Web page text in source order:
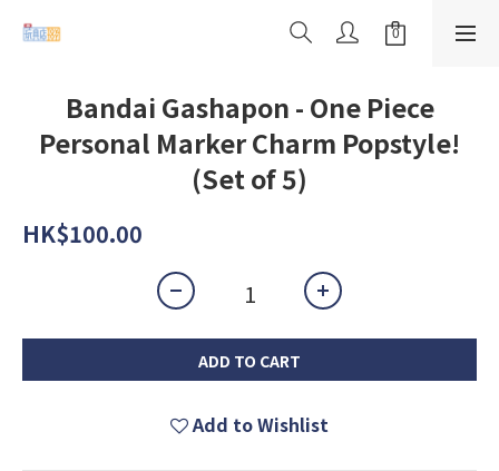
Bandai Gashapon - One Piece
Personal Marker Charm Popstyle!
(Set of 5)
HK$100.00
ADD TO CART
Add to Wishlist